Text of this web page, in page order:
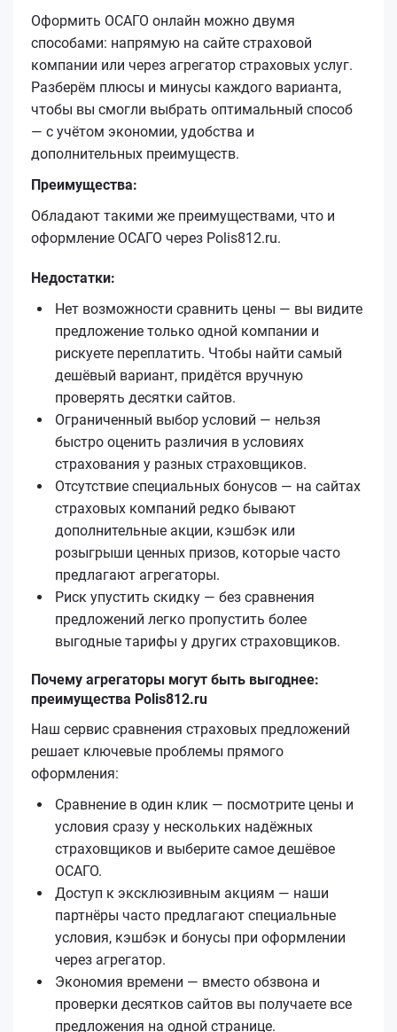
Оформить ОСАГО онлайн можно двумя
способами: напрямую на сайте страховой
компании или через агрегатор страховых услуг.
Разберём плюсы и минусы каждого варианта,
чтобы вы смогли выбрать оптимальный способ
— с учётом экономии, удобства и
дополнительных преимуществ.
Преимущества:
Обладают такими же преимуществами, что и
оформление ОСАГО через Polis812.ru.
Недостатки:
Нет возможности сравнить цены — вы видите
предложение только одной компании и
рискуете переплатить. Чтобы найти самый
дешёвый вариант, придётся вручную
проверять десятки сайтов.
Ограниченный выбор условий — нельзя
быстро оценить различия в условиях
страхования у разных страховщиков.
Отсутствие специальных бонусов — на сайтах
страховых компаний редко бывают
дополнительные акции, кэшбэк или
розыгрыши ценных призов, которые часто
предлагают агрегаторы.
Риск упустить скидку — без сравнения
предложений легко пропустить более
выгодные тарифы у других страховщиков.
Почему агрегаторы могут быть выгоднее:
преимущества Polis812.ru
Наш сервис сравнения страховых предложений
решает ключевые проблемы прямого
оформления:
Сравнение в один клик — посмотрите цены и
условия сразу у нескольких надёжных
страховщиков и выберите самое дешёвое
ОСАГО.
Доступ к эксклюзивным акциям — наши
партнёры часто предлагают специальные
условия, кэшбэк и бонусы при оформлении
через агрегатор.
Экономия времени — вместо обзвона и
проверки десятков сайтов вы получаете все
предложения на одной странице.